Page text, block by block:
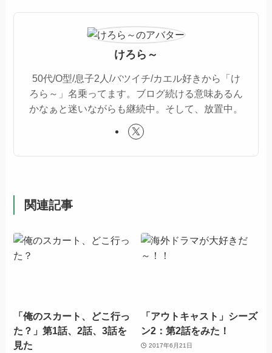
けろら～
50代/O型/息子2人/バツイチ/カエル好きから「け
ろら～」名乗ってます。ブログ続ける意味あるん
かなぁと迷いながらも継続中。そして、放置中。
関連記事
「俺のスカート、どこ行っ
た？」第1話、2話、3話を
見た
「アウトキャスト」シーズ
ン2：第2話をみた！
2017年6月21日